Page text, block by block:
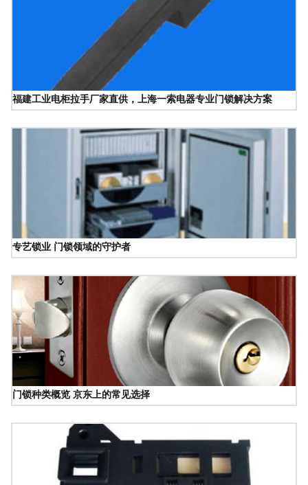
福建工业电柜拉手厂家直供，上海一索电器专业门锁解决方案
专艺锁业 门锁领域的守护者
门锁种类概览 京东上的常见选择